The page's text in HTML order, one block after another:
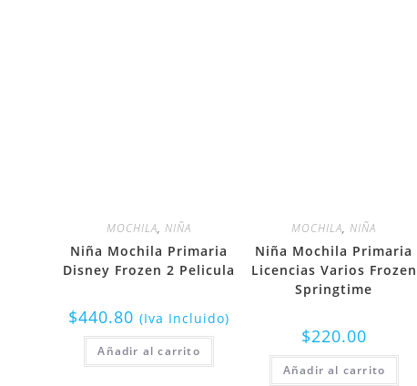
MOCHILA,NIÑA
Niña Mochila Primaria
Disney Frozen 2 Pelicula
$440.80 (Iva Incluido)
Añadir al carrito
MOCHILA,NIÑA
Niña Mochila Primaria
Licencias Varios Frozen
Springtime
$220.00
Añadir al carrito